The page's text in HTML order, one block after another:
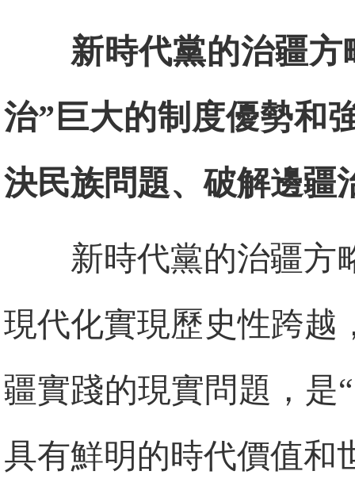
新時代黨的治疆
治”巨大的制度優勢和
決民族問題、破解邊疆
新時代黨的治疆方
現代化實現歷史性跨越
疆實踐的現實問題，是
具有鮮明的時代價值和